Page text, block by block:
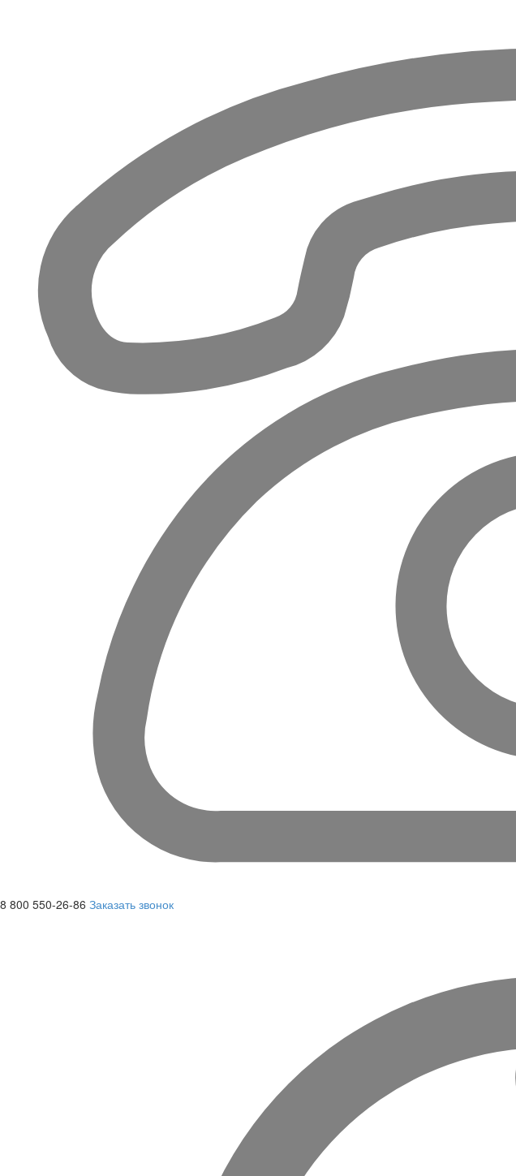
8 800 550-26-86 Заказать звонок